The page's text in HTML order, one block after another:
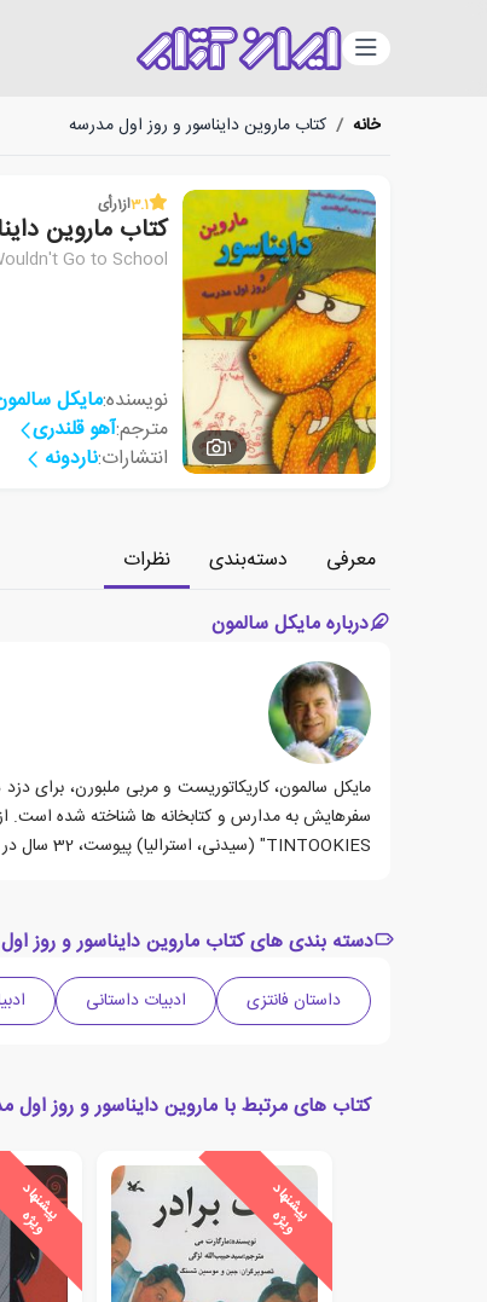
دسته‌بندی
خانه / کتاب ماروین دایناسور و روز اول مدرسه
1
3.1از1رأی
کتاب ماروین
Go to School
نویسنده:مایکل
مترجم:آهو قلندری
انتشارات:ناردونه
معرفی دسته‌بندی
نظرات
درباره مایکل سالمون
مایکل سالمون، کاریکاتوریست و مربی ملبورن، برای
TINTOOKIES" (سیدنی، استرالیا) پیوست، 32 سال در تجارت سرگرمی جوانان مشغول بوده است.
دسته بندی های کتاب ماروین دایناسور و روز
داستان فانتزی ادبیات داستانی
کتاب های مرتبط با ماروین دایناسور و روز اول
پ
ی
ش
ن
ه
ا
د
و
ی
ژ
ه پ
ی
ش
ن
ه
ا
د
و
ی
ژ
ه